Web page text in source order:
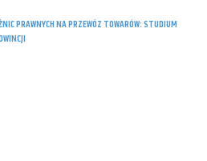
PRAWNYCH NA PRZEWÓZ TOWARÓW: STUDIUM